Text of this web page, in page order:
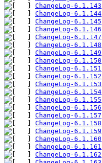
ChangeLog-6.1.143
ChangeLog-6.1.144
ChangeLog-6.1.145
ChangeLog-6.1.146
ChangeLog-6.1.147
ChangeLog-6.1.148
ChangeLog-6.1.149
ChangeLog-6.1.150
ChangeLog-6.1.151
ChangeLog-6.1.152
ChangeLog-6.1.153
ChangeLog-6.1.154
ChangeLog-6.1.155
ChangeLog-6.1.156
ChangeLog-6.1.157
ChangeLog-6.1.158
ChangeLog-6.1.159
ChangeLog-6.1.160
ChangeLog-6.1.161
ChangeLog-6.1.162